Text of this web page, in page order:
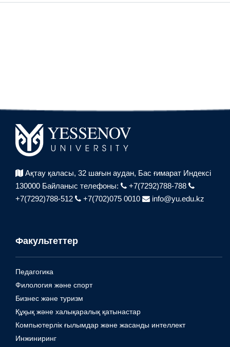
Ақтау қаласы, 32 шағын аудан, Бас ғимарат Индексі
130000 Байланыс телефоны:
+7(7292)788-788
+7(7292)788-512
+7(702)075 0010 info@yu.edu.kz
Факультеттер
Педагогика
Филология және спорт
Бизнес және туризм
Құқық және халықаралық қатынастар
Компьютерлік ғылымдар және жасанды интеллект
Инжиниринг